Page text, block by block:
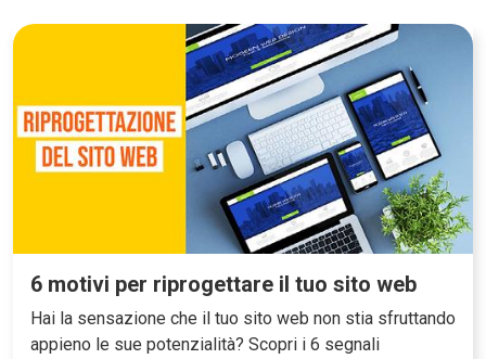
6 motivi per riprogettare il tuo sito web
Hai la sensazione che il tuo sito web non stia sfruttando
appieno le sue potenzialità? Scopri i 6 segnali